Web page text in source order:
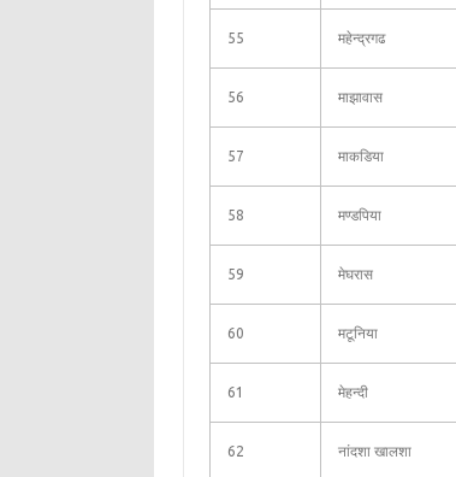
55 महेन्द्रगढ
56 माझावास
57 माकडिया
58 मण्डपिया
59 मेघरास
60 मटूनिया
61 मेहन्दी
62 नांदशा खालशा